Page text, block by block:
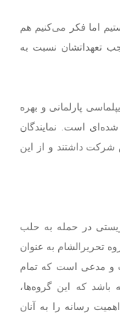
اما فکر می‌کنیم هم
تعهداتشان نسبت به
پارلمانی و بهره
است. نمایندگان
داشتند و از این
در حمله به حلب
تحریرالشام به عنوان
و مدعی است که تمام
باشد که این گروه‌ها،
رسانه را به آنان